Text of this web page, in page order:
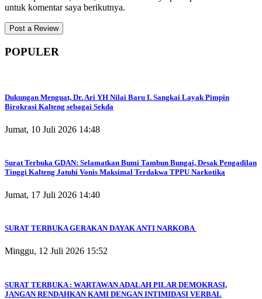
untuk komentar saya berikutnya.
POPULER
Dukungan Menguat, Dr. Ari YH Nilai Baru I. Sangkai Layak Pimpin
Birokrasi Kalteng sebagai Sekda
Jumat, 10 Juli 2026 14:48
Surat Terbuka GDAN: Selamatkan Bumi Tambun Bungai, Desak Pengadilan
Tinggi Kalteng Jatuhi Vonis Maksimal Terdakwa TPPU Narkotika
Jumat, 17 Juli 2026 14:40
SURAT TERBUKA GERAKAN DAYAK ANTI NARKOBA
Minggu, 12 Juli 2026 15:52
SURAT TERBUKA : WARTAWAN ADALAH PILAR DEMOKRASI,
JANGAN RENDAHKAN KAMI DENGAN INTIMIDASI VERBAL